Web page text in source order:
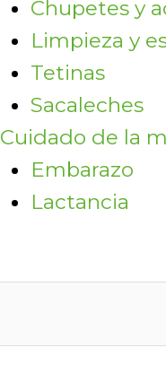
Chupetes y
Limpieza y
Tetinas
Sacaleches
Cuidado de la
Embarazo
Lactancia